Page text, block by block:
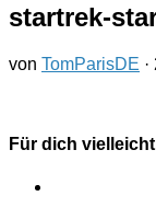
startrek-
von TomParisDE ·
Für dich